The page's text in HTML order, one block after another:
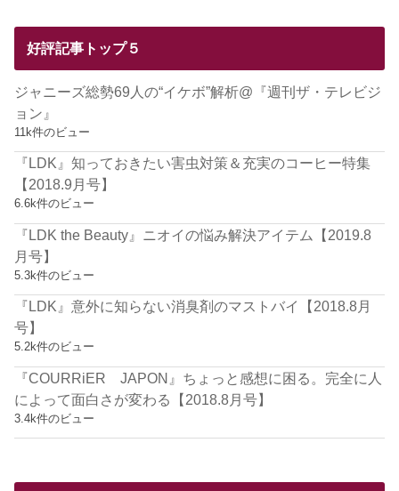
好評記事トップ５
ジャニーズ総勢69人の“イケボ”解析@『週刊ザ・テレビジ
ョン』
11k件のビュー
『LDK』知っておきたい害虫対策＆充実のコーヒー特集
【2018.9月号】
6.6k件のビュー
『LDK the Beauty』ニオイの悩み解決アイテム【2019.8
月号】
5.3k件のビュー
『LDK』意外に知らない消臭剤のマストバイ【2018.8月
号】
5.2k件のビュー
『COURRiER JAPON』ちょっと感想に困る。完全に人
によって面白さが変わる【2018.8月号】
3.4k件のビュー